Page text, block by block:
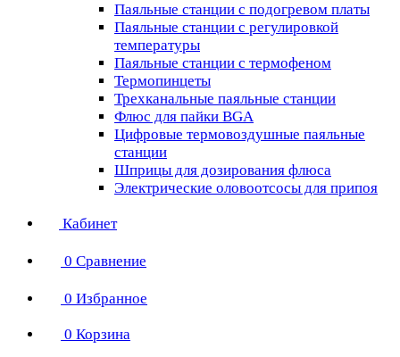
Паяльные станции с подогревом платы
Паяльные станции с регулировкой
температуры
Паяльные станции с термофеном
Термопинцеты
Трехканальные паяльные станции
Флюс для пайки BGA
Цифровые термовоздушные паяльные
станции
Шприцы для дозирования флюса
Электрические оловоотсосы для припоя
Кабинет
0 Сравнение
0 Избранное
0 Корзина